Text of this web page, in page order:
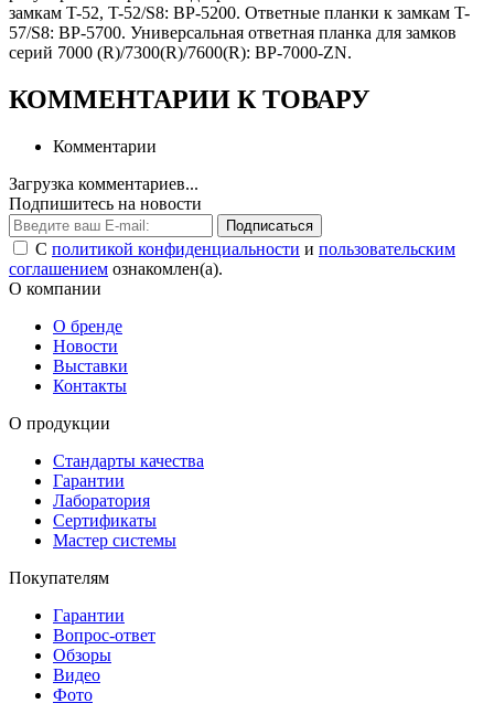
замкам T-52, T-52/S8: BP-5200. Ответные планки к замкам T-
57/S8: BP-5700. Универсальная ответная планка для замков
серий 7000 (R)/7300(R)/7600(R): BP-7000-ZN.
КОММЕНТАРИИ К ТОВАРУ
Комментарии
Загрузка комментариев...
Подпишитесь на новости
Подписаться
С политикой конфиденциальности и пользовательским
соглашением ознакомлен(а).
О компании
О бренде
Новости
Выставки
Контакты
О продукции
Стандарты качества
Гарантии
Лаборатория
Сертификаты
Мастер системы
Покупателям
Гарантии
Вопрос-ответ
Обзоры
Видео
Фото